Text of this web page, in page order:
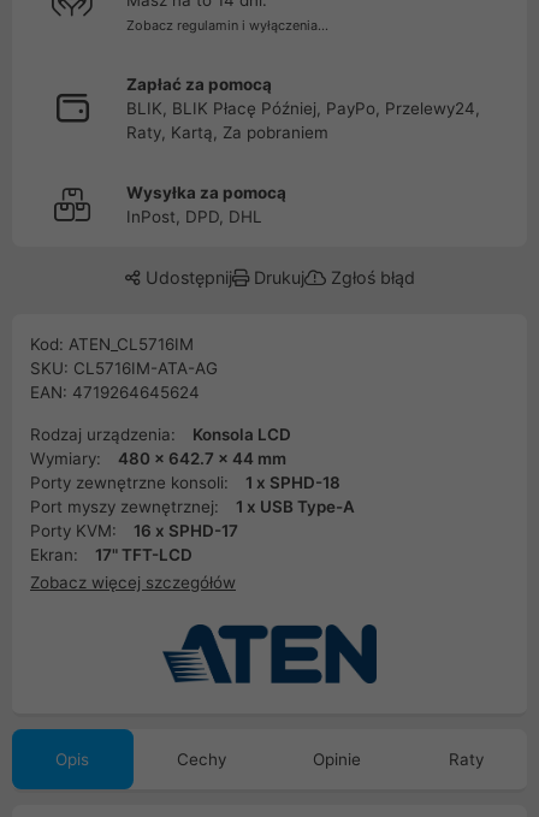
Zobacz regulamin i wyłączenia...
Zapłać za pomocą
BLIK, BLIK Płacę Później, PayPo, Przelewy24,
Raty, Kartą, Za pobraniem
Wysyłka za pomocą
InPost, DPD, DHL
Udostępnij Drukuj Zgłoś błąd
Kod: ATEN_CL5716IM
SKU: CL5716IM-ATA-AG
EAN: 4719264645624
Rodzaj urządzenia:
Konsola LCD
Wymiary:
480 x 642.7 x 44 mm
Porty zewnętrzne konsoli:
1 x SPHD-18
Port myszy zewnętrznej:
1 x USB Type-A
Porty KVM:
16 x SPHD-17
Ekran:
17" TFT-LCD
Zobacz więcej szczegółów
Opis Cechy Opinie Raty